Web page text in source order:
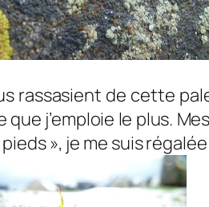
rassasient de cette
que j’emploie le plus.
», je me suis